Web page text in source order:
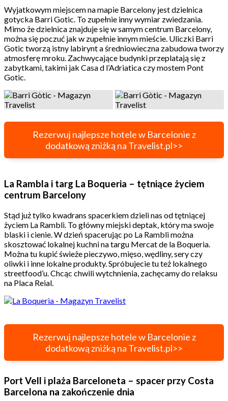
Wyjatkowym miejscem na mapie Barcelony jest dzielnica
gotycka Barri Gotic. To zupełnie inny wymiar zwiedzania.
Mimo że dzielnica znajduje się w samym centrum Barcelony,
można się poczuć jak w zupełnie innym mieście. Uliczki Barri
Gotic tworzą istny labirynt a średniowieczna zabudowa tworzy
atmosferę mroku. Zachwycające budynki przeplatają się z
zabytkami, takimi jak Casa d l’Adriatica czy mostem Pont
Gotic.
Rezerwuj najlepsze hotele w Barcelonie z
dodatkową zniżką na Travelist.pl>>
La Rambla i targ La Boqueria – tętniące życiem
centrum Barcelony
Stąd już tylko kwadrans spacerkiem dzieli nas od tętniącej
życiem La Rambli. To główny miejski deptak, który ma swoje
blaski i cienie. W dzień spacerując po La Rambli można
skosztować lokalnej kuchni na targu Mercat de la Boqueria.
Można tu kupić świeże pieczywo, mięso, wędliny, sery czy
oliwki i inne lokalne produkty. Spróbujecie tu też lokalnego
streetfood’u. Chcąc chwili wytchnienia, zachęcamy do relaksu
na Placa Reial.
Rezerwuj najlepsze hotele w Barcelonie z
dodatkową zniżką na Travelist.pl>>
Port Vell i plaża Barceloneta – spacer przy Costa
Barcelona na zakończenie dnia